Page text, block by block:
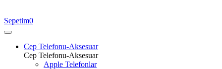
Sepetim0
Cep Telefonu-Aksesuar
Cep Telefonu-Aksesuar
Apple Telefonlar